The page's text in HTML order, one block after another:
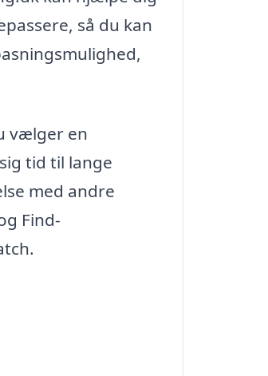
så du kan
vælger en
tid til lange
med andre
Find-